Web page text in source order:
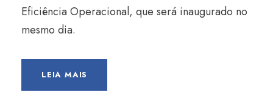
Eficiência Operacional, que será inaugurado no
mesmo dia.
LEIA MAIS